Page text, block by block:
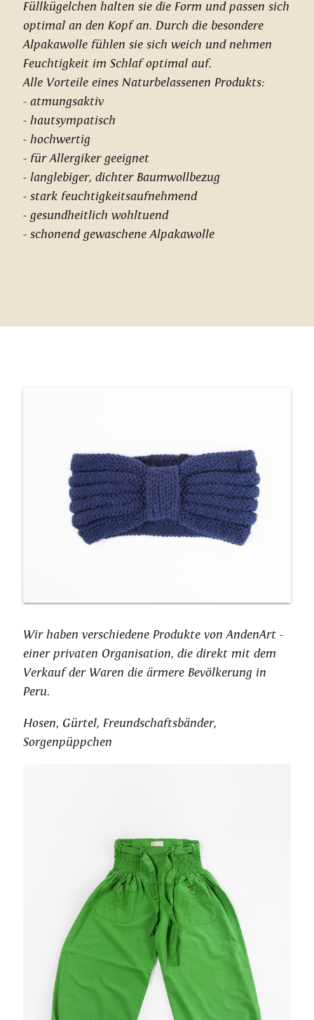
Füllkügelchen halten sie die Form und passen sich
optimal an den Kopf an. Durch die besondere
Alpakawolle fühlen sie sich weich und nehmen
Feuchtigkeit im Schlaf optimal auf.
Alle Vorteile eines Naturbelassenen Produkts:
- atmungsaktiv
- hautsympatisch
- hochwertig
- für Allergiker geeignet
- langlebiger, dichter Baumwollbezug
- stark feuchtigkeitsaufnehmend
- gesundheitlich wohltuend
- schonend gewaschene Alpakawolle
Wir haben verschiedene Produkte von AndenArt -
einer privaten Organisation, die direkt mit dem
Verkauf der Waren die ärmere Bevölkerung in
Peru.
Hosen, Gürtel, Freundschaftsbänder,
Sorgenpüppchen